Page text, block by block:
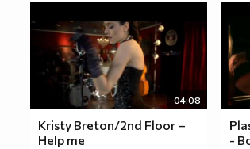
04:08
Kristy Breton/2nd Floor –
Help me
-